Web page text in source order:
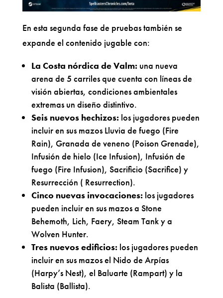
En esta segunda fase de pruebas también se
expande el contenido jugable con:
La Costa nórdica de Valm: una nueva
arena de 5 carriles que cuenta con líneas de
visión abiertas, condiciones ambientales
extremas un diseño distintivo.
Seis nuevos hechizos: los jugadores pueden
incluir en sus mazos Lluvia de fuego (Fire
Rain), Granada de veneno (Poison Grenade),
Infusión de hielo (Ice Infusion), Infusión de
fuego (Fire Infusion), Sacrificio (Sacrifice) y
Resurrección ( Resurrection).
Cinco nuevas invocaciones: los jugadores
pueden incluir en sus mazos a Stone
Behemoth, Lich, Faery, Steam Tank y a
Wolven Hunter.
Tres nuevos edificios: los jugadores pueden
incluir en sus mazos el Nido de Arpías
(Harpy’s Nest), el Baluarte (Rampart) y la
Balista (Ballista).